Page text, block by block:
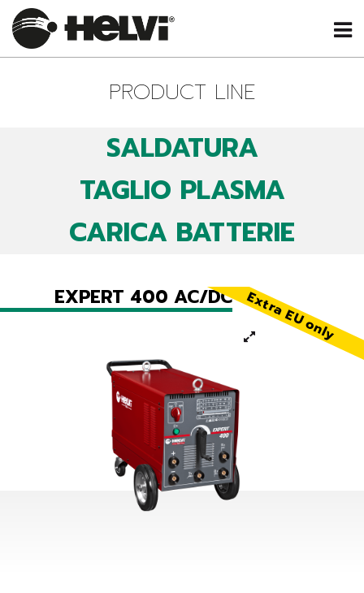
PRODUCT LINE
SALDATURA
TAGLIO PLASMA
CARICA BATTERIE
Extra EU only
EXPERT 400 AC/DC